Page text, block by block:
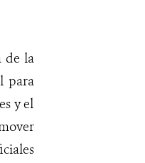
de la
para
y el